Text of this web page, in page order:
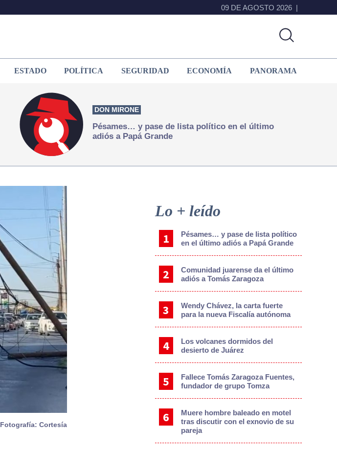
09 DE AGOSTO 2026
ESTADO POLÍTICA SEGURIDAD ECONOMÍA PANORAMA
DON MIRONE
Pésames… y pase de lista político en el último
adiós a Papá Grande
Fotografía: Cortesía
Sidebar
Lo + leído
Pésames… y pase de lista político
en el último adiós a Papá Grande
Comunidad juarense da el último
adiós a Tomás Zaragoza
Wendy Chávez, la carta fuerte
para la nueva Fiscalía autónoma
Los volcanes dormidos del
desierto de Juárez
Fallece Tomás Zaragoza Fuentes,
fundador de grupo Tomza
Muere hombre baleado en motel
tras discutir con el exnovio de su
pareja